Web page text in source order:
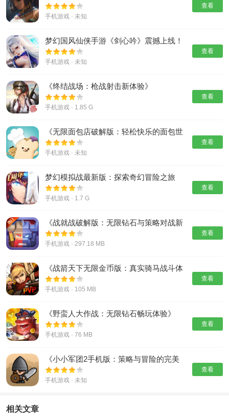
戏乐趣》
手机游戏 · 未知
查看
梦幻国风仙侠手游《剑心吟》震撼上线！
手机游戏 · 未知
查看
《终结战场：枪战射击新体验》
手机游戏 · 1.85 G
查看
《无限面包店破解版：轻松快乐的面包世
界》
手机游戏 · 未知
查看
梦幻模拟战最新版：探索奇幻冒险之旅
手机游戏 · 1.7 G
查看
《战就战破解版：无限钻石与策略对战新
体验》
手机游戏 · 297.18 MB
查看
《战箭天下无限金币版：真实骑马战斗体
验》
手机游戏 · 105 MB
查看
《野蛮人大作战：无限钻石畅玩体验》
手机游戏 · 76 MB
查看
《小小军团2手机版：策略与冒险的完美
结合》
手机游戏 · 未知
查看
相关文章